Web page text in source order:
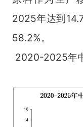
2025年达到
58.2%。
2020-2025年